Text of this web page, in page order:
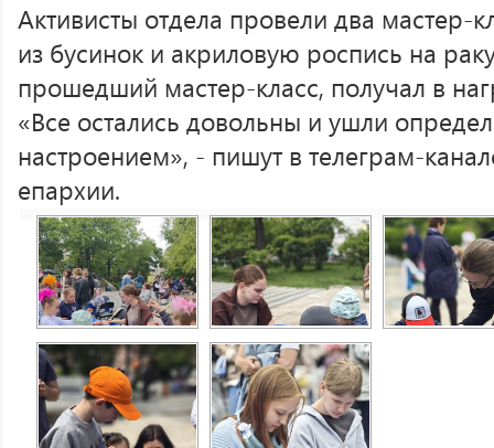
Активисты отдела провели два мастер-
из бусинок и акриловую роспись на
прошедший мастер-класс, получал в
«Все остались довольны и ушли
настроением», - пишут в телеграм-
епархии.